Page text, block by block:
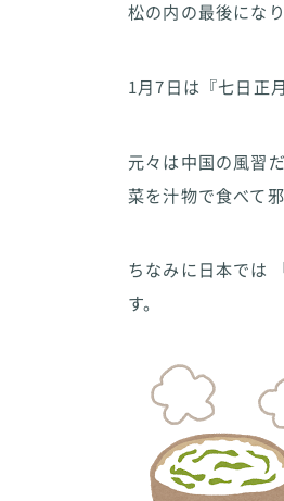
松の内の最後にな
1月7日は『七日正
元々は中国の風習
菜を汁物で食べて
ちなみに日本では
す。